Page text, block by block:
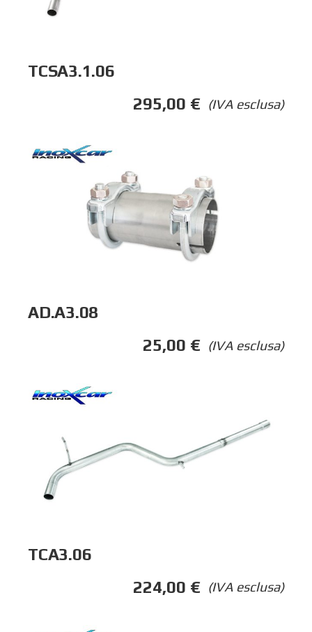
TCSA3.1.06
(IVA esclusa)
295,00 €
AD.A3.08
(IVA esclusa)
25,00 €
TCA3.06
(IVA esclusa)
224,00 €